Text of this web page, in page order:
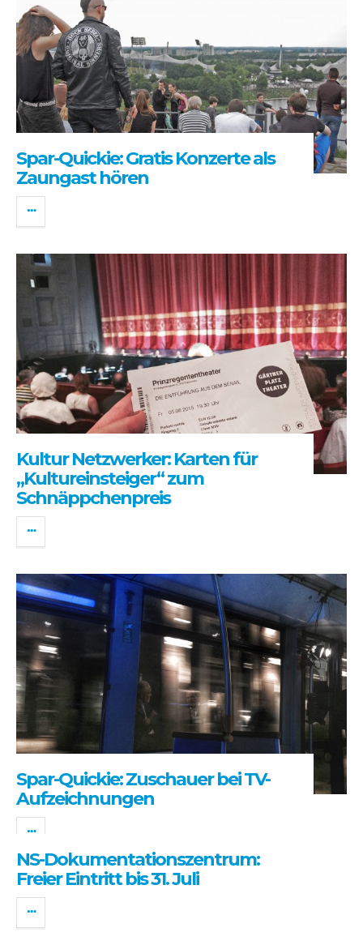
Spar-Quickie: Gratis Konzerte als
Zaungast hören
Kultur Netzwerker: Karten für
„Kultureinsteiger“ zum
Schnäppchenpreis
Spar-Quickie: Zuschauer bei TV-
Aufzeichnungen
NS-Dokumentationszentrum:
Freier Eintritt bis 31. Juli